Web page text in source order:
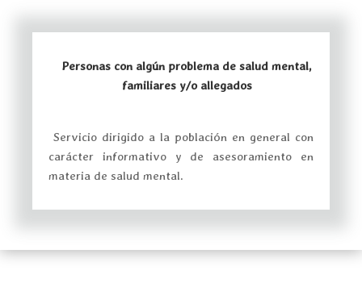
Personas con algún problema de salud mental,
familiares y/o allegados
Servicio dirigido a la población en general con
carácter informativo y de asesoramiento en
materia de salud mental.